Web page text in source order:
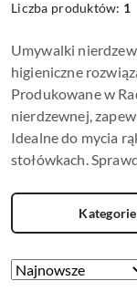
Liczba produktów: 1
Umywalki
higieniczne
Produkowane w
nierdzewnej,
Idealne do mycia
stołówkach.
Kategorie
Zastosowano
Sortuj